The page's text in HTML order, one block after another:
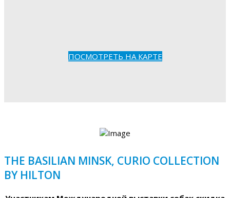
ПОСМОТРЕТЬ НА КАРТЕ
THE BASILIAN MINSK, CURIO COLLECTION
BY HILTON